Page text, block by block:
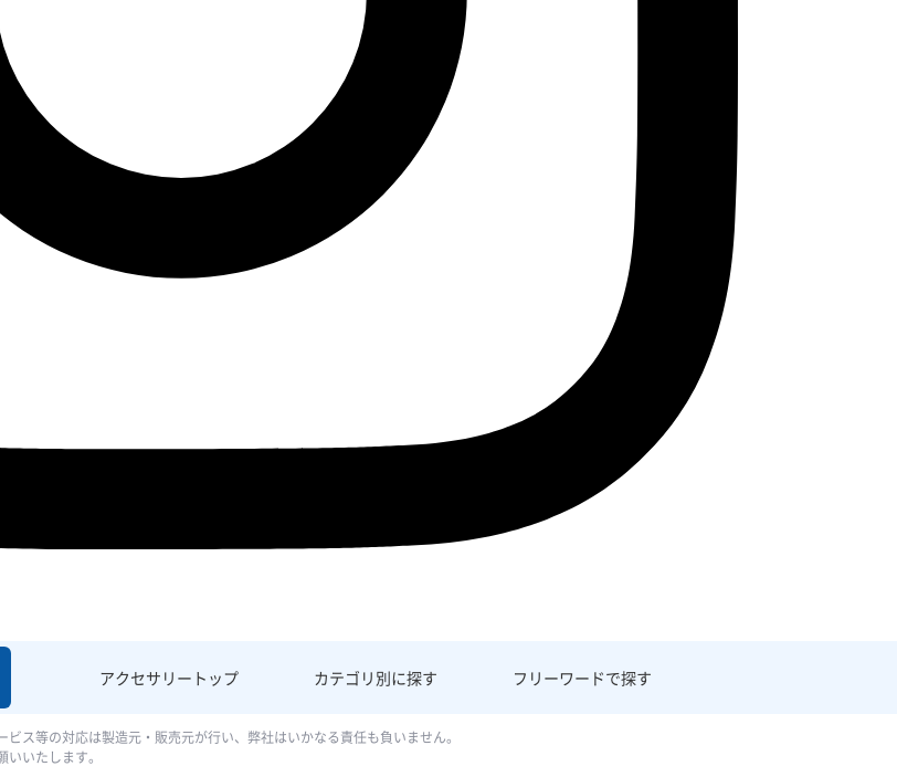
アクセサリー トップ カテゴリ別に探す フリーワードで探す
ス等の対応は製造元・販売元が行い、弊社はいかなる責任も負いません。
いたします。